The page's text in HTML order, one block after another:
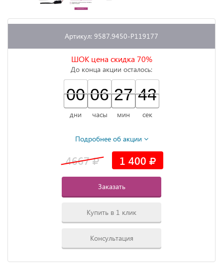
Артикул: 9587.9450-P119177
ШОК цена скидка 70%
До конца акции осталось:
00
00
00
дни
06
06
00
часы
27
27
00
мин
43
43
44
сек
Подробнее об акции
4667 1 400
Заказать
Купить в 1 клик
Консультация